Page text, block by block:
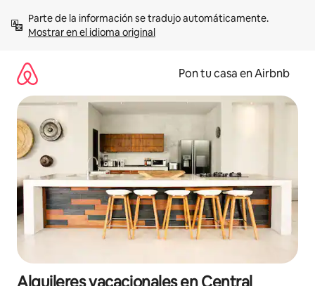
contenidoMostrar en el idioma original
Pon tu casa en Airbnb